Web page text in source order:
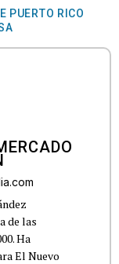
PUERTO RICO
de las
Ha
El Nuevo